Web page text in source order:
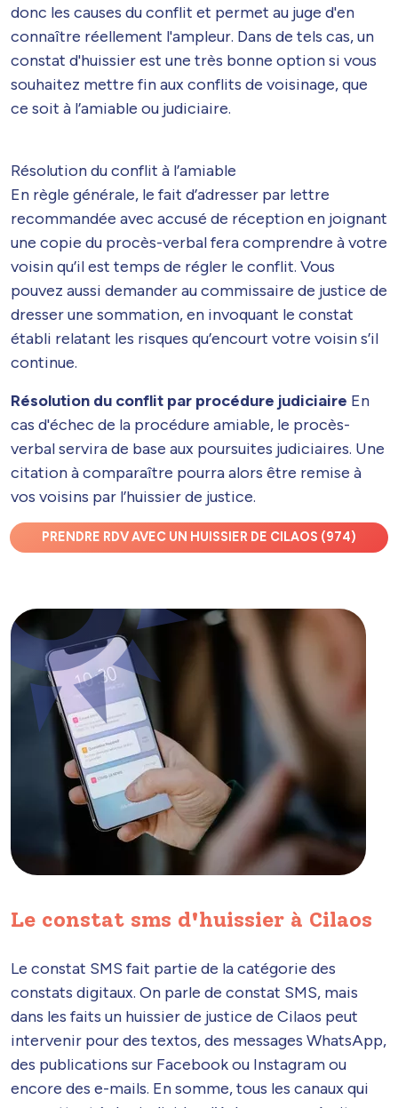
donc les causes du conflit et permet au juge d'en
connaître réellement l'ampleur. Dans de tels cas, un
constat d'huissier est une très bonne option si vous
souhaitez mettre fin aux conflits de voisinage, que
ce soit à l’amiable ou judiciaire.
Résolution du conflit à l’amiable
En règle générale, le fait d’adresser par lettre
recommandée avec accusé de réception en joignant
une copie du procès-verbal fera comprendre à votre
voisin qu’il est temps de régler le conflit. Vous
pouvez aussi demander au commissaire de justice de
dresser une sommation, en invoquant le constat
établi relatant les risques qu’encourt votre voisin s’il
continue.
Résolution du conflit par procédure judiciaire En
cas d'échec de la procédure amiable, le procès-
verbal servira de base aux poursuites judiciaires. Une
citation à comparaître pourra alors être remise à
vos voisins par l’huissier de justice.
PRENDRE RDV AVEC UN HUISSIER DE CILAOS (974)
Le constat sms d'huissier à Cilaos
Le constat SMS fait partie de la catégorie des
constats digitaux. On parle de constat SMS, mais
dans les faits un huissier de justice de Cilaos peut
intervenir pour des textos, des messages WhatsApp,
des publications sur Facebook ou Instagram ou
encore des e-mails. En somme, tous les canaux qui